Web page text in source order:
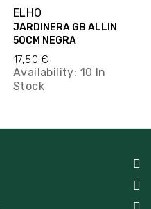
ELHO
JARDINERA GB ALLIN
50CM NEGRA
17,50 €
Availability: 10 In
Stock